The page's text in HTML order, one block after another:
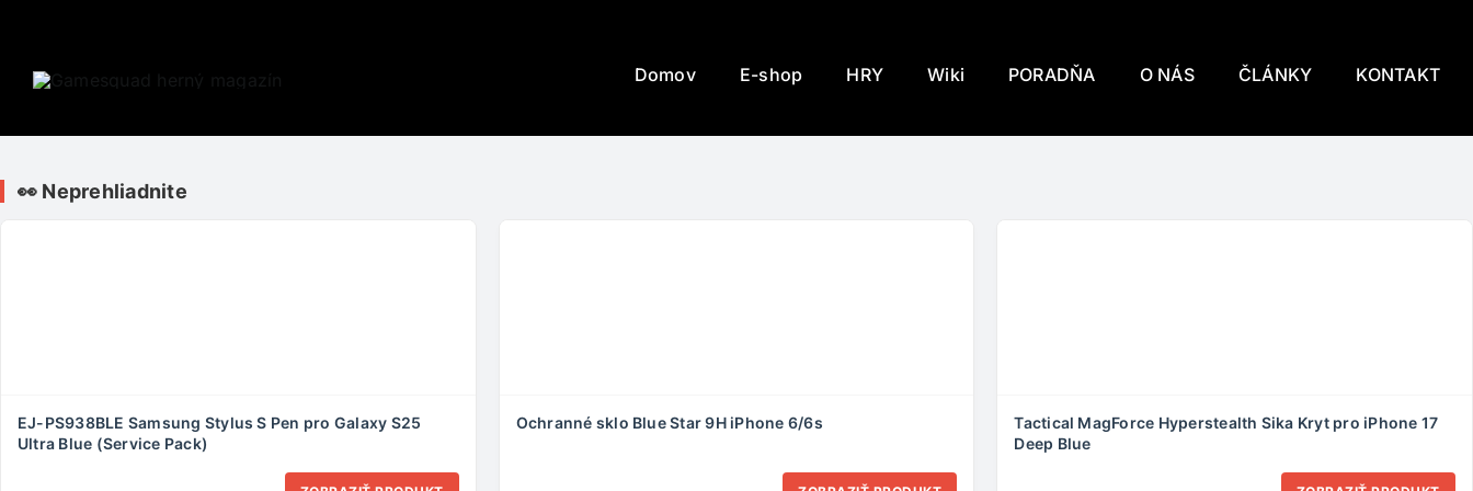
content
Domov E-shop HRY Wiki PORADŇA O NÁS ČLÁNKY KONTAKT
👀 Neprehliadnite
EJ-PS938BLE Samsung Stylus S Pen pro Galaxy S25
Ultra Blue (Service Pack)
Ochranné sklo Blue Star 9H iPhone 6/6s
Tactical MagForce Hyperstealth Sika Kryt pro iPhone 17
Deep Blue